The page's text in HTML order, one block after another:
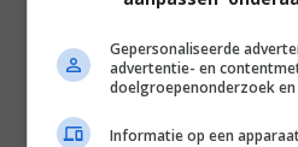
Gepersonaliseerde
advertentie- en
doelgroepenonderzoek
Informatie op een